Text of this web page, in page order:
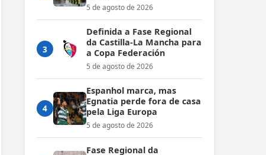
5 de agosto de 2026
3
Definida a Fase Regional
da Castilla-La Mancha para
a Copa Federación
5 de agosto de 2026
4
Espanhol marca, mas
Egnatia perde fora de casa
pela Liga Europa
5 de agosto de 2026
Fase Regional da